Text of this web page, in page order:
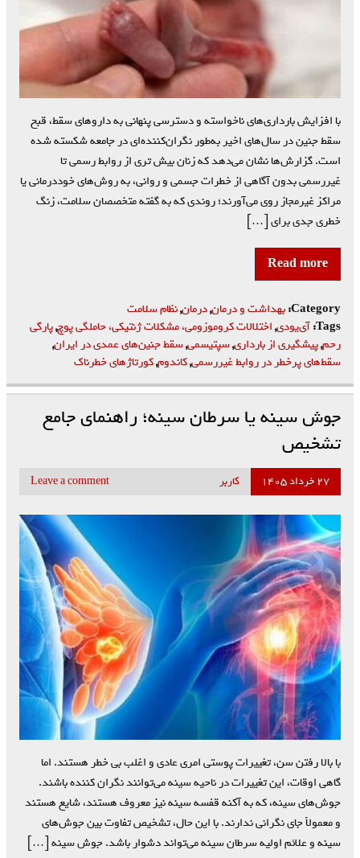
با افزایش بارداری‌های ناخواسته و دسترسی پنهانی به داروهای سقط، قبح
سقط جنین در سال‌های اخیر به‌طور نگران‌کننده‌ای در جامعه شکسته شده
است. گزارش‌ها نشان می‌دهد که زنان بیش تری از روابط رسمی تا
غیررسمی بدون آگاهی از خطرات جسمی و روانی، به روش‌های خوددرمانی یا
مراکز غیرمجاز روی می‌آورند؛ روندی که به گفته متخصصان سلامت، زنگ
خطری جدی برای […]
Read more
Category: بهداشت و درمان,درمان,نظام سلامت
Tags: آی‌یودی,اختلالات کروموزومی، مشکلات ژنتیکی، حاملگی پوچ,پارگی
رحم,پیشگیری از بارداری,سپتیسمی,سقط جنین‌های عمدی در ایران,
سقط‌های پرخطر در روابط غیررسمی,کاندوم,کورتاژهای خطرناک
جوش سینه یا سرطان سینه؛ راهنمای جامع
تشخیص
۲۷ خرداد ۱۴۰۵ کاربر Leave a comment
با بالا رفتن سن، تغییرات پوستی امری عادی و اغلب بی خطر هستند. اما
گاهی اوقات، این تغییرات در ناحیه سینه می‌توانند نگران کننده باشند.
جوش‌های سینه، که به آکنه قفسه سینه نیز معروف هستند، شایع هستند
و معمولاً جای نگرانی ندارند. با این حال، تشخیص تفاوت بین جوش‌های
سینه و علائم اولیه سرطان سینه می‌تواند دشوار باشد. جوش سینه […]